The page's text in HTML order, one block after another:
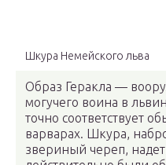
Шкура Немейского льва
Образ Геракла —
могучего воина в
точно соответствует
варварах. Шкура,
звериный череп,